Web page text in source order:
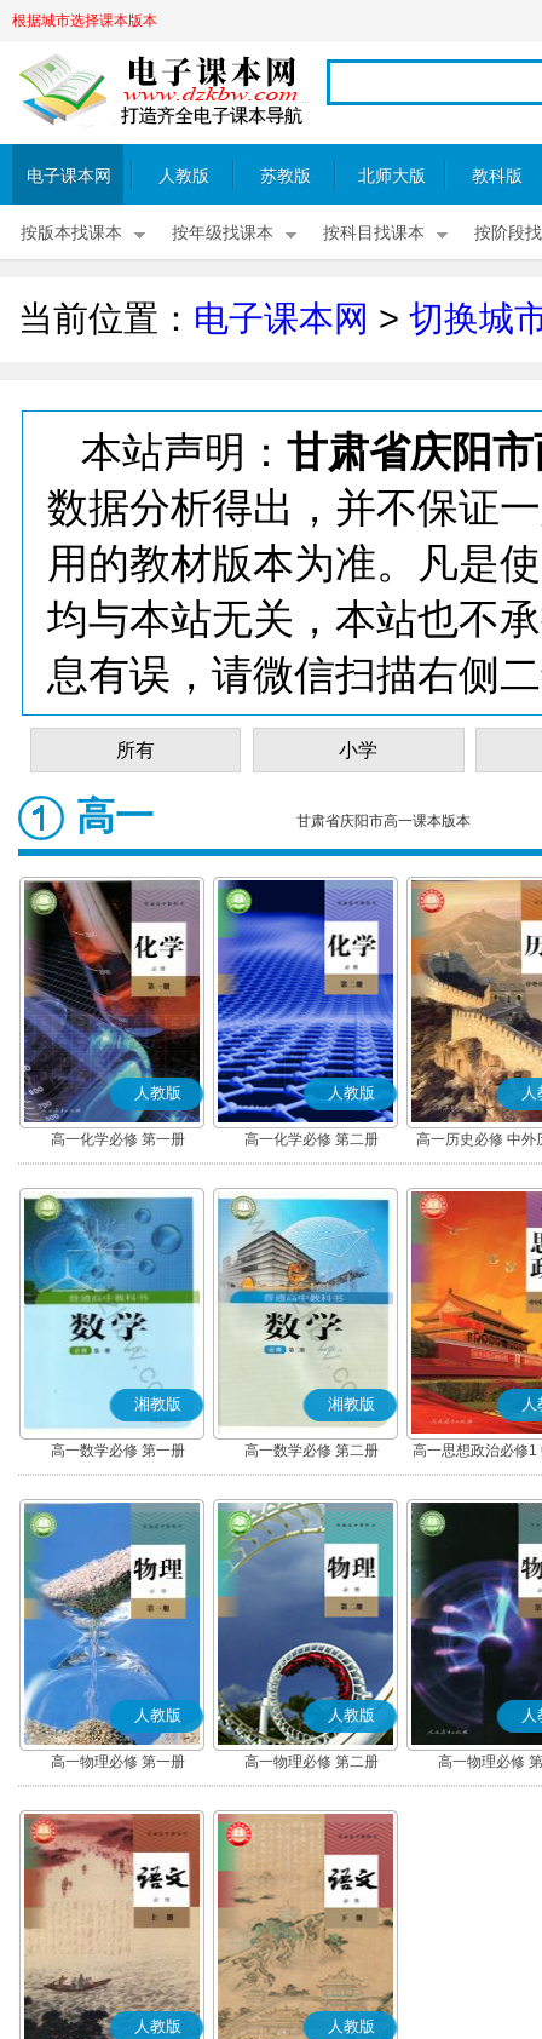
根据城市选择课本版本
电子课本网 人教版 苏教版 北师大版 教科版
按版本找课本 按年级找课本 按科目找课本 按阶段
当前位置： 电子课本网 > 切换城
本站声明： 甘肃省庆阳
数据分析得出，并不保证
用的教材版本为准。凡是
均与本站无关，本站也不
息有误，请微信扫描右侧
所有 小学
高一 甘肃省庆阳市高一课本版本
人教版
高一化学必修 第一册
人教版
高一化学必修 第二册
人
高一历史必修 中外
(上)(部编版
湘教版
高一数学必修 第一册
湘教版
高一数学必修 第二册
人
高一思想政治必修1
社会主义(部
人教版
高一物理必修 第一册
人教版
高一物理必修 第二册
人
高一物理必修
人教版 人教版